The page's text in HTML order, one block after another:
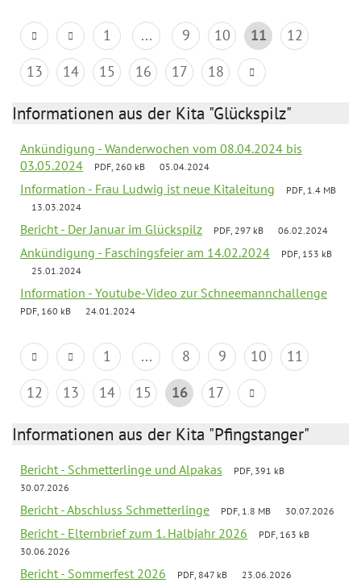
1 ... 9 10 11
12
13
14 15 16 17 18
Informationen aus der Kita "Glückspilz"
Ankündigung - Wanderwochen vom 08.04.2024 bis
03.05.2024
PDF, 260 kB 05.04.2024
Information - Frau Ludwig ist neue Kitaleitung
PDF, 1.4 MB
13.03.2024
Bericht - Der Januar im Glückspilz PDF, 297 kB 06.02.2024
Ankündigung - Faschingsfeier am 14.02.2024
PDF, 153 kB
25.01.2024
Information - Youtube-Video zur Schneemannchallenge
PDF, 160 kB 24.01.2024
1 ... 8 9 10
11
12
13 14 15 16 17
Informationen aus der Kita "Pfingstanger"
Bericht - Schmetterlinge und Alpakas
PDF, 391 kB
30.07.2026
Bericht - Abschluss Schmetterlinge PDF, 1.8 MB 30.07.2026
Bericht - Elternbrief zum 1. Halbjahr 2026
PDF, 163 kB
30.06.2026
Bericht - Sommerfest 2026 PDF, 847 kB 23.06.2026